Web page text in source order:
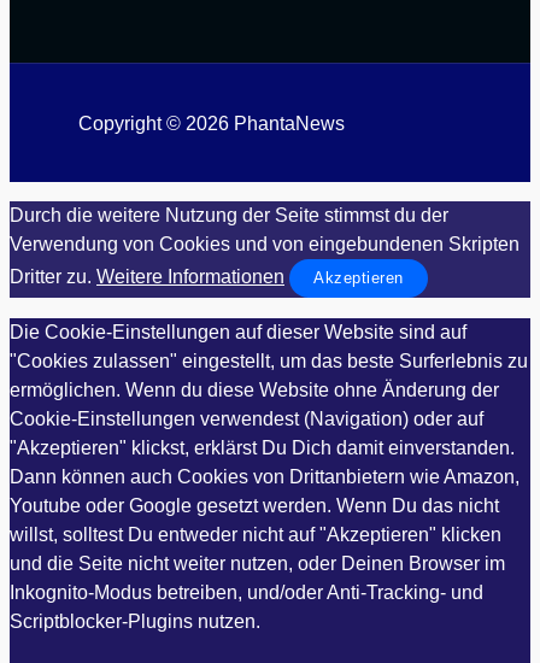
Copyright © 2026 PhantaNews
Durch die weitere Nutzung der Seite stimmst du der
Verwendung von Cookies und von eingebundenen Skripten
Dritter zu. Weitere Informationen Akzeptieren
Die Cookie-Einstellungen auf dieser Website sind auf
"Cookies zulassen" eingestellt, um das beste Surferlebnis zu
ermöglichen. Wenn du diese Website ohne Änderung der
Cookie-Einstellungen verwendest (Navigation) oder auf
"Akzeptieren" klickst, erklärst Du Dich damit einverstanden.
Dann können auch Cookies von Drittanbietern wie Amazon,
Youtube oder Google gesetzt werden. Wenn Du das nicht
willst, solltest Du entweder nicht auf "Akzeptieren" klicken
und die Seite nicht weiter nutzen, oder Deinen Browser im
Inkognito-Modus betreiben, und/oder Anti-Tracking- und
Scriptblocker-Plugins nutzen.